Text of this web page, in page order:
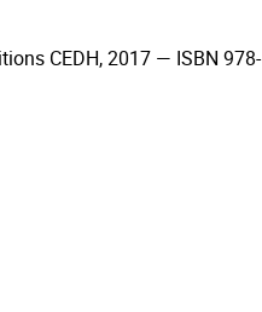
CEDH, 2017 — ISBN 978-